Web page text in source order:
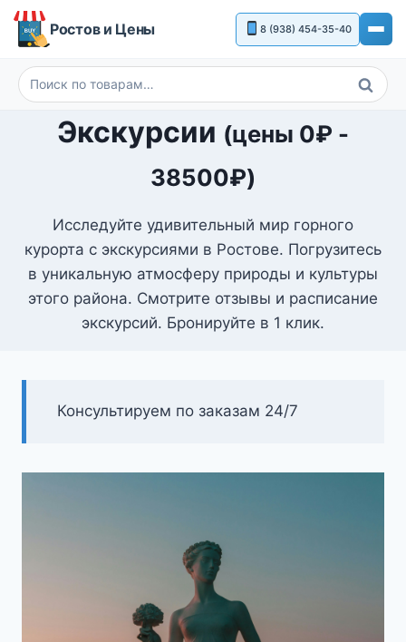
Перейти
Ростов и Цены 8 (938) 454-35-40
Искать:
Поиск
Экскурсии (цены 0₽ -
38500₽)
Исследуйте удивительный мир горного
курорта с экскурсиями в Ростове. Погрузитесь
в уникальную атмосферу природы и культуры
этого района. Смотрите отзывы и расписание
экскурсий. Бронируйте в 1 клик.
Консультируем по заказам 24/7